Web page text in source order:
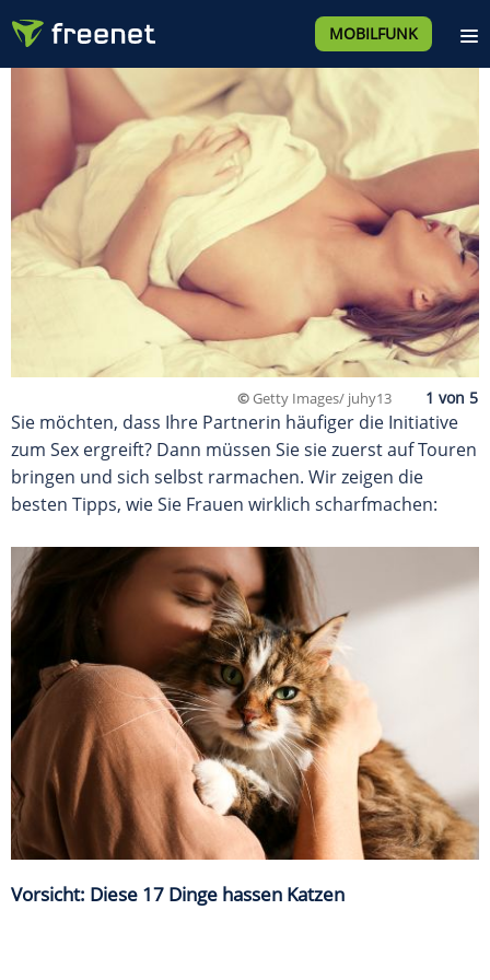
MOBILFUNK
©Getty Images/ juhy13
Sie möchten, dass Ihre Partnerin häufiger die Initiative
zum Sex ergreift? Dann müssen Sie sie zuerst auf Touren
bringen und sich selbst rarmachen. Wir zeigen die
besten Tipps, wie Sie Frauen wirklich scharfmachen:
Vorsicht: Diese 17 Dinge hassen Katzen